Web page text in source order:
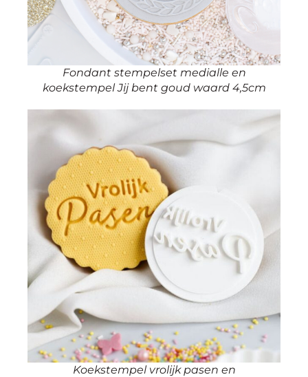
Fondant stempelset medialle en
koekstempel Jij bent goud waard 4,5cm
Koekstempel vrolijk pasen en